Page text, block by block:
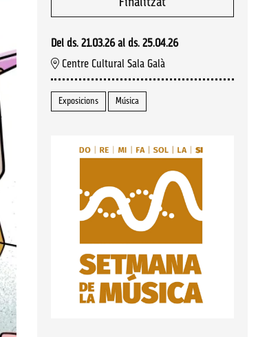
Finalitzat
Del ds. 21.03.26al ds. 25.04.26
Centre Cultural Sala Galà
Exposicions Música